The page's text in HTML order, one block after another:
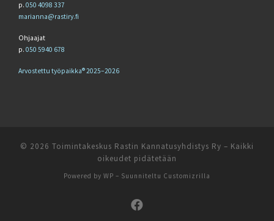
p. 050 4098 337
marianna@rastiry.fi
Ohjaajat
p. 050 5940 678
Arvostettu työpaikka® 2025–2026
© 2026 Toimintakeskus Rastin Kannatusyhdistys Ry – Kaikki
oikeudet pidätetään
Powered by WP – Suunniteltu Customizrilla